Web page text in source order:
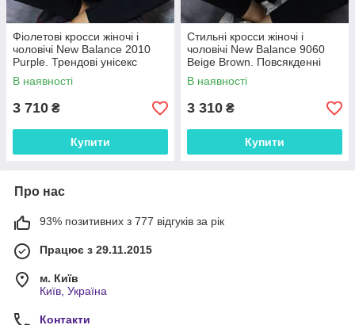
Фіолетові кросси жіночі і
чоловічі New Balance 2010
Purple. Трендові унісекс
кроссівки Нью Беленс 2010.
В наявності
3 710 ₴
Купити
Стильні кросси жіночі і
чоловічі New Balance 9060
Beige Brown. Повсякденні
унісекс кроссівки Нью Беленс
9060.
В наявності
3 310 ₴
Купити
Про нас
93% позитивних з 777 відгуків за рік
Працює з 29.11.2015
м. Київ
Київ, Україна
Контакти